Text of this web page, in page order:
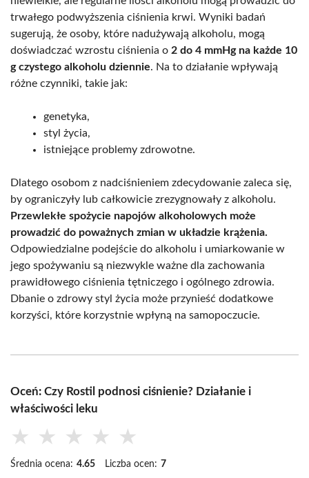
trwałego podwyższenia ciśnienia krwi. Wyniki badań
sugerują, że osoby, które nadużywają alkoholu, mogą
doświadczać wzrostu ciśnienia o 2 do 4 mmHg na każde 10
g czystego alkoholu dziennie. Na to działanie wpływają
różne czynniki, takie jak:
genetyka,
styl życia,
istniejące problemy zdrowotne.
Dlatego osobom z nadciśnieniem zdecydowanie zaleca się,
by ograniczyły lub całkowicie zrezygnowały z alkoholu.
Przewlekłe spożycie napojów alkoholowych może
prowadzić do poważnych zmian w układzie krążenia.
Odpowiedzialne podejście do alkoholu i umiarkowanie w
jego spożywaniu są niezwykle ważne dla zachowania
prawidłowego ciśnienia tętniczego i ogólnego zdrowia.
Dbanie o zdrowy styl życia może przynieść dodatkowe
korzyści, które korzystnie wpłyną na samopoczucie.
Oceń: Czy Rostil podnosi ciśnienie? Działanie i
właściwości leku
★ ★ ★ ★ ★
Średnia ocena: 4.65 Liczba ocen: 7